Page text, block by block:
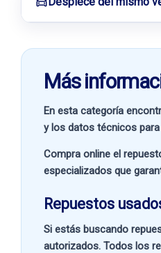
Más
En esta categoría
y los datos técnicos
Compra online el
especializados que
Repuestos
Si estás buscando
autorizados. Todos los